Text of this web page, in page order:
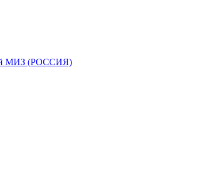
МИЗ (РОССИЯ)